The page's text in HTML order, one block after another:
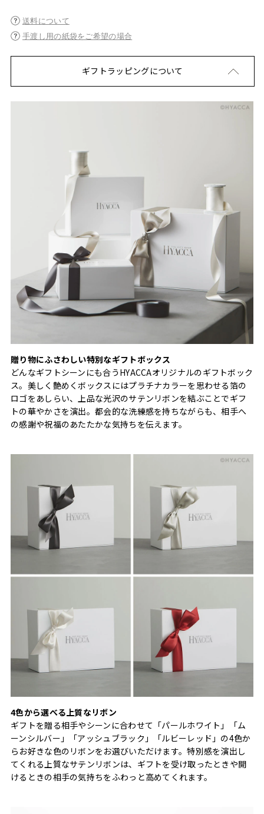
送料について
手渡し用の紙袋をご希望の場合
ギフトラッピングについて
贈り物にふさわしい特別なギフトボックス
どんなギフトシーンにも合うHYACCAオリジナルのギフトボック
ス。美しく艶めくボックスにはプラチナカラーを思わせる箔の
ロゴをあしらい、上品な光沢のサテンリボンを結ぶことでギフ
トの華やかさを演出。都会的な洗練感を持ちながらも、相手へ
の感謝や祝福のあたたかな気持ちを伝えます。
4色から選べる上質なリボン
ギフトを贈る相手やシーンに合わせて「パールホワイト」「ム
ーンシルバー」「アッシュブラック」「ルビーレッド」の4色か
らお好きな色のリボンをお選びいただけます。特別感を演出し
てくれる上質なサテンリボンは、ギフトを受け取ったときや開
けるときの相手の気持ちをふわっと高めてくれます。